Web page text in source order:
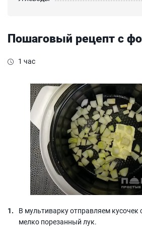
Пошаговый рецепт с
1 час
В мультиварку отправляем кусочек
мелко порезанный лук.